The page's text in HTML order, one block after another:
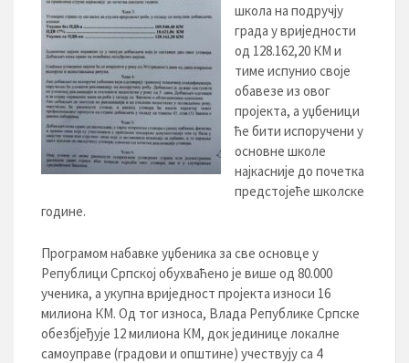
школа на подручју
града у вриједности
од 128.162,20 КМ и
тиме испунио своје
обавезе из овог
пројекта, а уџбеници
ће бити испоручени у
основне школе
најкасније до почетка
предстојеће школске
године.
Програмом набавке уџбеника за све основце у
Републици Српској обухваћено је више од 80.000
ученика, а укупна вриједност пројекта износи 16
милиона КМ. Од тог износа, Влада Републике Српске
обезбјеђује 12 милиона КМ, док јединице локалне
самоуправе (градови и општине) учествују са 4